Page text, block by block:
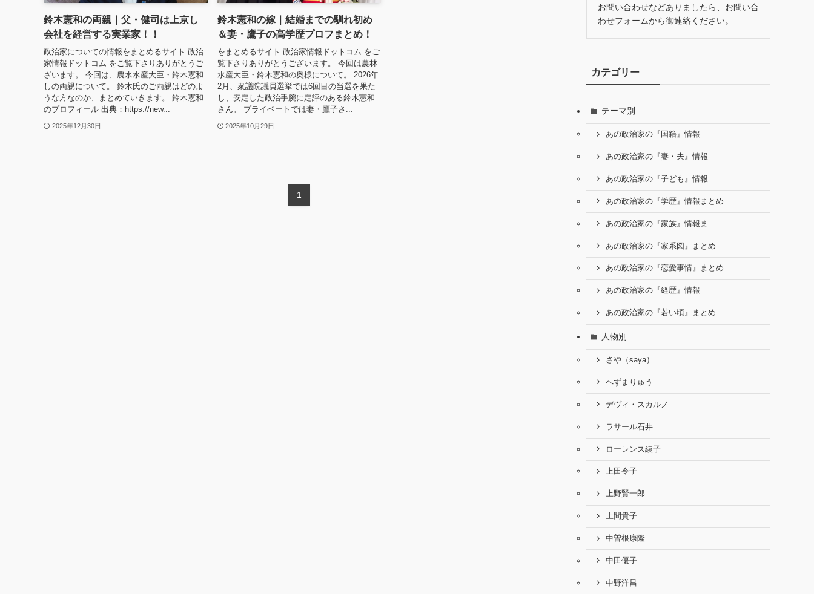
鈴木憲和の両親｜父・健司は上京し
会社を経営する実業家！！
政治家についての情報をまとめるサイト 政治
家情報ドットコム をご覧下さりありがとうご
ざいます。 今回は、農水水産大臣・鈴木憲和
しの両親について。 鈴木氏のご両親はどのよ
うな方なのか、まとめていきます。 鈴木憲和
のプロフィール 出典：https://new...
2025年12月30日
鈴木憲和の嫁｜結婚までの馴れ初め
＆妻・鷹子の高学歴プロフまとめ！
をまとめるサイト 政治家情報ドットコム をご
覧下さりありがとうございます。 今回は農林
水産大臣・鈴木憲和の奥様について。 2026年
2月、衆議院議員選挙では6回目の当選を果た
し、安定した政治手腕に定評のある鈴木憲和
さん。 プライベートでは妻・鷹子さ...
2025年10月29日
1
お問い合わせなどありましたら、お問い合
わせフォームから御連絡ください。
カテゴリー
テーマ別
あの政治家の『国籍』情報
あの政治家の『妻・夫』情報
あの政治家の『子ども』情報
あの政治家の『学歴』情報まとめ
あの政治家の『家族』情報ま
あの政治家の『家系図』まとめ
あの政治家の『恋愛事情』まとめ
あの政治家の『経歴』情報
あの政治家の『若い頃』まとめ
人物別
さや（saya）
へずまりゅう
デヴィ・スカルノ
ラサール石井
ローレンス綾子
上田令子
上野賢一郎
上間貴子
中曽根康隆
中田優子
中野洋昌